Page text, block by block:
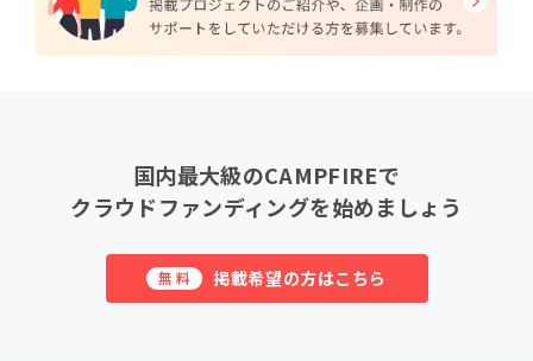
国内最大級のCAMPFIREで
クラウドファンディングを始めましょう
無料 掲載希望の方はこちら